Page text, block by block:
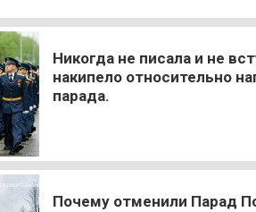
Никогда не писала и не
накипело относительно
парада.
Почему отменили Парад